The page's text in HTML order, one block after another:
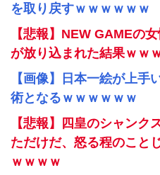
を取り戻すｗｗｗｗｗｗ
【悲報】NEW GAMEの
が放り込まれた結果ｗｗ
【画像】日本一絵が上手
術となるｗｗｗｗｗｗ
【悲報】四皇のシャンク
ただけだ、怒る程のこと
ｗｗｗｗ